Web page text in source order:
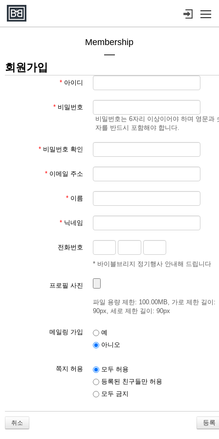
Membership
회원가입
* 아이디
* 비밀번호
비밀번호는 6자리 이상이어야 하며 영문과
자를 반드시 포함해야 합니다.
* 비밀번호 확인
* 이메일 주소
* 이름
* 닉네임
전화번호
* 바이블브리지 정기행사 안내해 드립니다
프로필 사진
파일 용량 제한: 100.00MB, 가로 제한 길이:
90px, 세로 제한 길이: 90px
메일링 가입
예
아니오
쪽지 허용
모두 허용
등록된 친구들만 허용
모두 금지
취소